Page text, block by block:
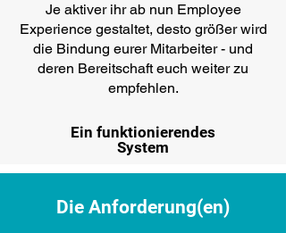
Je aktiver ihr ab nun Employee
Experience gestaltet, desto größer wird
die Bindung eurer Mitarbeiter - und
deren Bereitschaft euch weiter zu
empfehlen.
Ein funktionierendes
System
Die Anforderung(en)